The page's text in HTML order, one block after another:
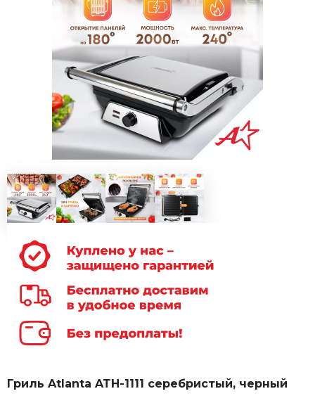
Гриль Atlanta ATH-1111 серебристый, черный